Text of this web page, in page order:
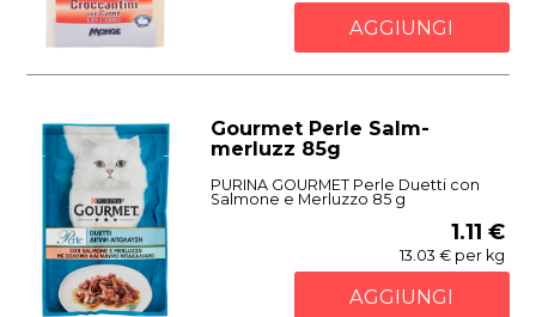
AGGIUNGI
Gourmet Perle Salm-
merluzz 85g
PURINA GOURMET Perle Duetti con
Salmone e Merluzzo 85 g
1.11 €
13.03 € per kg
AGGIUNGI